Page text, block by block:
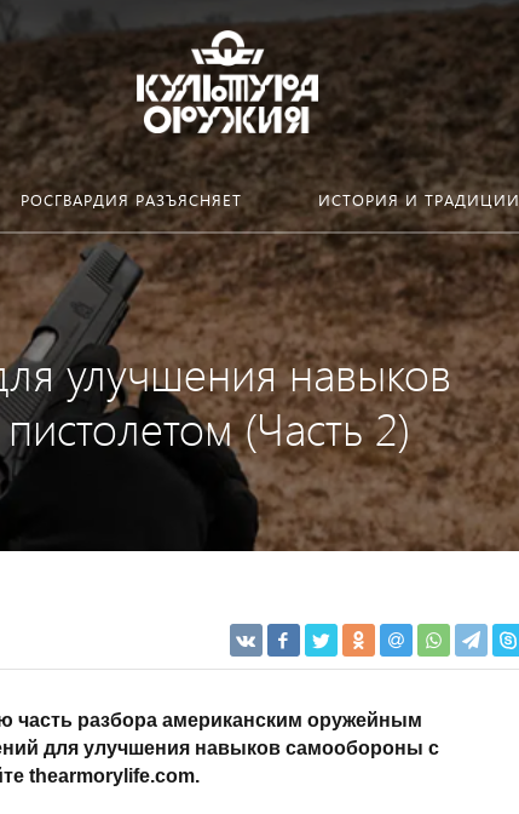
РОСГВАРДИЯ РАЗЪЯСНЯЕТ ИСТОРИЯ И ТРАДИЦИИ
улучшения навыков
(Часть 2)
часть разбора американским оружейным
для улучшения навыков самообороны с
thearmorylife.com.